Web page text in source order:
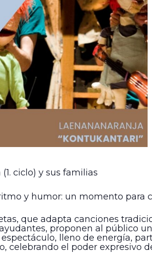
ciclo) y sus familias
y humor: un momento para
que adapta canciones
proponen al público
lleno de energía,
el poder expresivo